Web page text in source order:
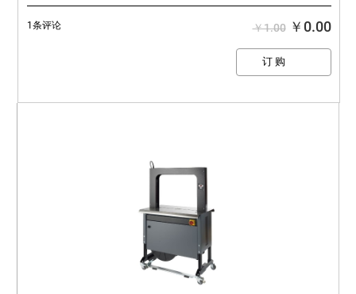
￥1.00￥0.00
1条评论